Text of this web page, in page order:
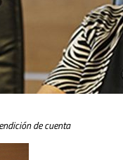
de cuenta